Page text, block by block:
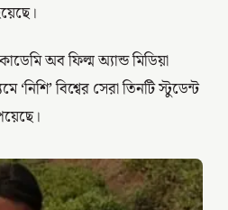
অব ফিল্ম অ্যান্ড মিডিয়া
বিশ্বের সেরা তিনটি স্টুডেন্ট